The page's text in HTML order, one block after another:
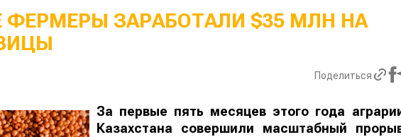
ФЕРМЕРЫ ЗАРАБОТАЛИ $35 МЛН НА
Поделиться
За первые пять месяцев этого года
Казахстана совершили масштабный